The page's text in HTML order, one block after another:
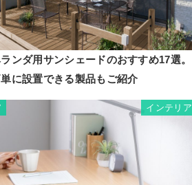
ンダ用サンシェードのおすすめ17選。
に設置できる製品もご紹介
インテリア